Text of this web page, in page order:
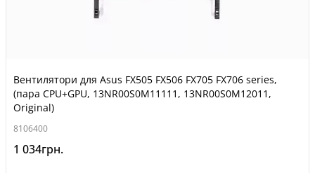
Вентилятори для Asus FX505 FX506 FX705 FX706 series,
(пара CPU+GPU, 13NR00S0M11111, 13NR00S0M12011,
Original)
8106400
1 034грн.